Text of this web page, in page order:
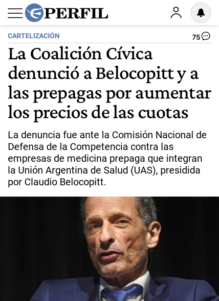
CARTELIZACIÓN 75
La Coalición Cívica
denunció a Belocopitt y a
las prepagas por aumentar
los precios de las cuotas
La denuncia fue ante la Comisión Nacional de
Defensa de la Competencia contra las
empresas de medicina prepaga que integran
la Unión Argentina de Salud (UAS), presidida
por Claudio Belocopitt.